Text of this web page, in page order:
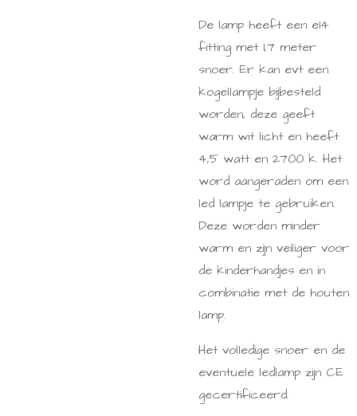
De lamp heeft een e14
fitting met 1,7 meter
snoer. Er kan evt een
kogellampje bijbesteld
worden, deze geeft
warm wit licht en heeft
4,5 watt en 2700 k. Het
word aangeraden om een
led lampje te gebruiken.
Deze worden minder
warm en zijn veiliger voor
de kinderhandjes en in
combinatie met de houten
lamp.
Het volledige snoer en de
eventuele ledlamp zijn CE
gecertificeerd.